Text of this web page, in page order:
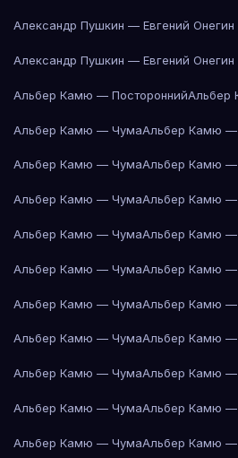
Александр Пушкин — Евгений Онегин
Александр Пушкин — Евгений Онегин
Альбер Камю — ПостороннийАльбер
Альбер Камю — ЧумаАльбер Камю
Альбер Камю — ЧумаАльбер Камю
Альбер Камю — ЧумаАльбер Камю
Альбер Камю — ЧумаАльбер Камю
Альбер Камю — ЧумаАльбер Камю
Альбер Камю — ЧумаАльбер Камю
Альбер Камю — ЧумаАльбер Камю
Альбер Камю — ЧумаАльбер Камю
Альбер Камю — ЧумаАльбер Камю
Альбер Камю — ЧумаАльбер Камю